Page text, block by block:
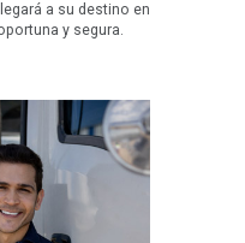
a su destino en
y segura.